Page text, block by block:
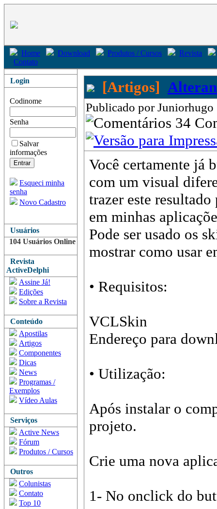
Home Download Produtos / Cursos
Revista
Contato
Login
Codinome
Senha
Salvar
informações
Esqueci minha
senha
Novo Cadastro
Usuários
104 Usuários Online
Revista
ActiveDelphi
Assine Já!
Edições
Sobre a Revista
Conteúdo
Apostilas
Artigos
Componentes
Dicas
News
Programas /
Exemplos
Vídeo Aulas
Serviços
Active News
Fórum
Produtos / Cursos
Outros
Colunistas
Contato
Top 10
[Artigos]
Publicado por
34
Você certamente já
com um visual
trazer este
em minhas
Pode ser usado os
mostrar como usar
• Requisitos:
VCLSkin
Endereço para
• Utilização:
Após instalar o
projeto.
Crie uma nova
1- No onclick do